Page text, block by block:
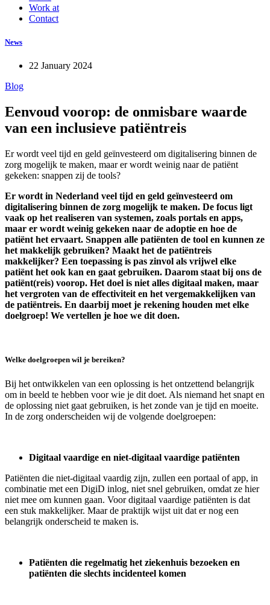
Work at
Contact
News
22 January 2024
Blog
Eenvoud voorop: de onmisbare waarde
van een inclusieve patiëntreis
Er wordt veel tijd en geld geïnvesteerd om digitalisering binnen de
zorg mogelijk te maken, maar er wordt weinig naar de patiënt
gekeken: snappen zij de tools?
Er wordt in Nederland veel tijd en geld geïnvesteerd om
digitalisering binnen de zorg mogelijk te maken. De focus ligt
vaak op het realiseren van systemen, zoals portals en apps,
maar er wordt weinig gekeken naar de adoptie en hoe de
patiënt het ervaart. Snappen alle patiënten de tool en kunnen ze
het makkelijk gebruiken? Maakt het de patiëntreis
makkelijker? Een toepassing is pas zinvol als vrijwel elke
patiënt het ook kan en gaat gebruiken. Daarom staat bij ons de
patiënt(reis) voorop. Het doel is niet alles digitaal maken, maar
het vergroten van de effectiviteit en het vergemakkelijken van
de patiëntreis. En daarbij moet je rekening houden met elke
doelgroep! We vertellen je hoe we dit doen.
Welke doelgroepen wil je bereiken?
Bij het ontwikkelen van een oplossing is het ontzettend belangrijk
om in beeld te hebben voor wie je dit doet. Als niemand het snapt en
de oplossing niet gaat gebruiken, is het zonde van je tijd en moeite.
In de zorg onderscheiden wij de volgende doelgroepen:
Digitaal vaardige en niet-digitaal vaardige patiënten
Patiënten die niet-digitaal vaardig zijn, zullen een portaal of app, in
combinatie met een DigiD inlog, niet snel gebruiken, omdat ze hier
niet mee om kunnen gaan. Voor digitaal vaardige patiënten is dat
een stuk makkelijker. Maar de praktijk wijst uit dat er nog een
belangrijk onderscheid te maken is.
Patiënten die regelmatig het ziekenhuis bezoeken en
patiënten die slechts incidenteel komen